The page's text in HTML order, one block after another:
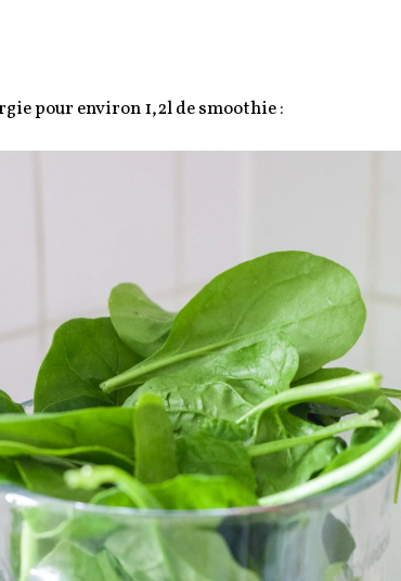
pour environ 1,2l de smoothie :